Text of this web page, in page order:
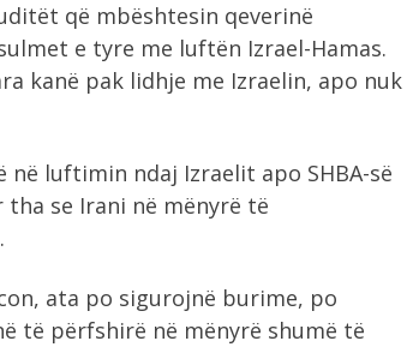
që mbështesin qeverinë
e tyre me luftën Izrael-Hamas.
kanë pak lidhje me Izraelin, apo nuk
luftimin ndaj Izraelit apo SHBA-së
se Irani në mënyrë të
ata po sigurojnë burime, po
të përfshirë në mënyrë shumë të